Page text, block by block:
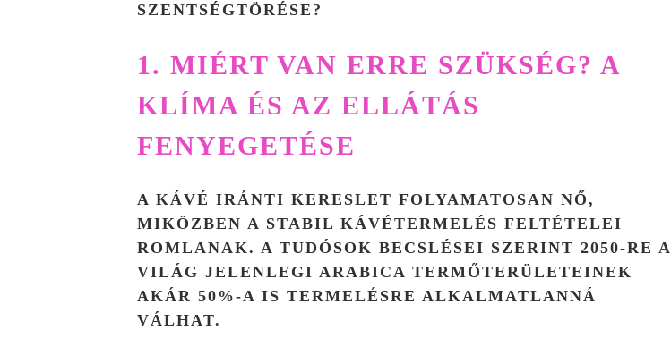
SZENTSÉGTÖRÉSE?
1. MIÉRT VAN ERRE SZÜKSÉG? A
KLÍMA ÉS AZ ELLÁTÁS
FENYEGETÉSE
A KÁVÉ IRÁNTI KERESLET FOLYAMATOSAN NŐ,
MIKÖZBEN A STABIL KÁVÉTERMELÉS FELTÉTELEI
ROMLANAK. A TUDÓSOK BECSLÉSEI SZERINT 2050-RE A
VILÁG JELENLEGI ARABICA TERMŐTERÜLETEINEK
AKÁR 50%-A IS TERMELÉSRE ALKALMATLANNÁ
VÁLHAT.